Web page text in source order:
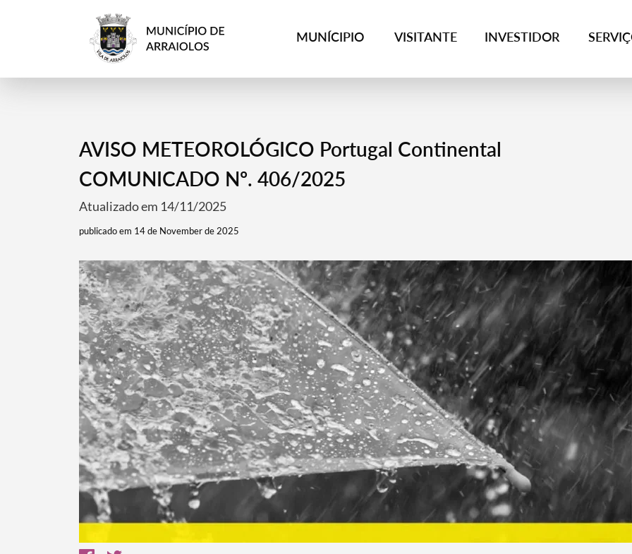
MUNÍCIPIO VISITANTE INVESTIDOR
Termo de Pesquisa
Categorias gerais
AVISO METEOROLÓGICO Portugal Continental
COMUNICADO Nº. 406/2025
Atualizado em 14/11/2025
publicado em 14 de November de 2025